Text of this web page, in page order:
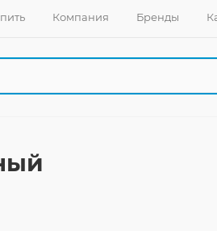
Компания Бренды